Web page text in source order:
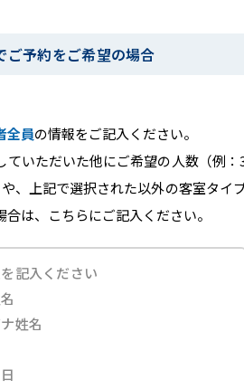
ご予約をご希望の場合
全員の情報をご記入ください。
ていただいた他にご希望の人数（例：
、上記で選択された以外の客室タイ
合は、こちらにご記入ください。